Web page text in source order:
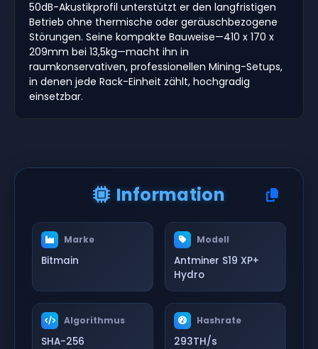
50dB-Akustikprofil unterstützt er den langfristigen
Betrieb ohne thermische oder geräuschbezogene
Störungen. Seine kompakte Bauweise—410 x 170 x
209mm bei 13,5kg—macht ihn in
raumkonservativen, professionellen Mining-Setups,
in denen jede Rack-Einheit zählt, hochgradig
einsetzbar.
Information
Marke
Bitmain
Modell
Antminer S19 XP+
Hydro
Algorithmus
SHA-256
Hashrate
293TH/s